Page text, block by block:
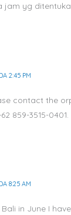
jam yg
2:45 PM
contact the
859-3515-
8:25 AM
in June I